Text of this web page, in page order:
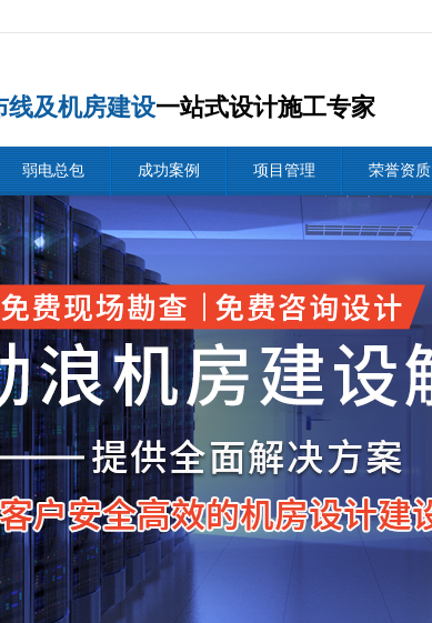
线及机房建设一站式设计施工专家
弱电总包 成功案例 项目管理 荣誉资质